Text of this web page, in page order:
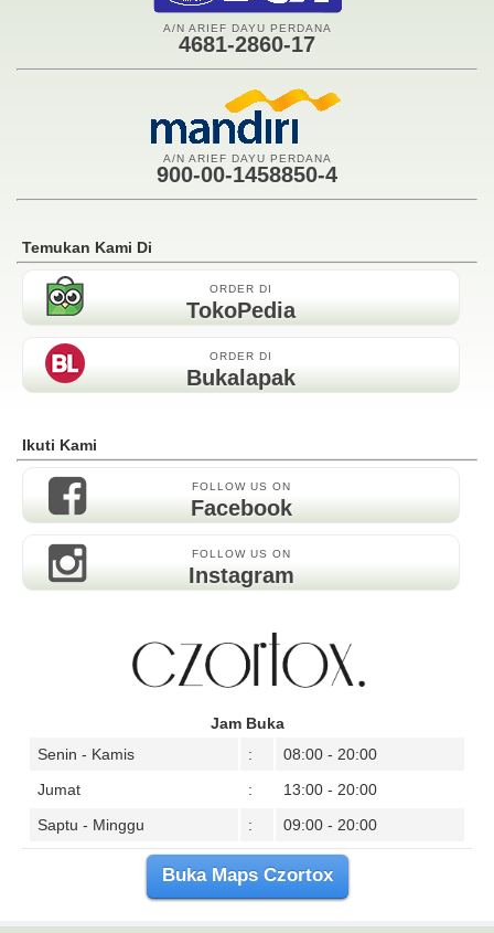
A/N ARIEF DAYU PERDANA
4681-2860-17
A/N ARIEF DAYU PERDANA
900-00-1458850-4
Temukan Kami Di
ORDER DI
TokoPedia
ORDER DI
Bukalapak
Ikuti Kami
FOLLOW US ON
Facebook
FOLLOW US ON
Instagram
Jam Buka
Senin - Kamis
:
08:00 - 20:00
Jumat
:
13:00 - 20:00
Saptu - Minggu
: 09:00 - 20:00
Buka Maps Czortox